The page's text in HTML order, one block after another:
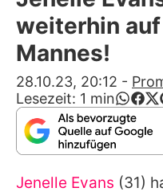
Alle
App
weiterhin
Mannes!
28.10.23, 20:12 -
Lesezeit: 1 min
Jenelle Evans (31)